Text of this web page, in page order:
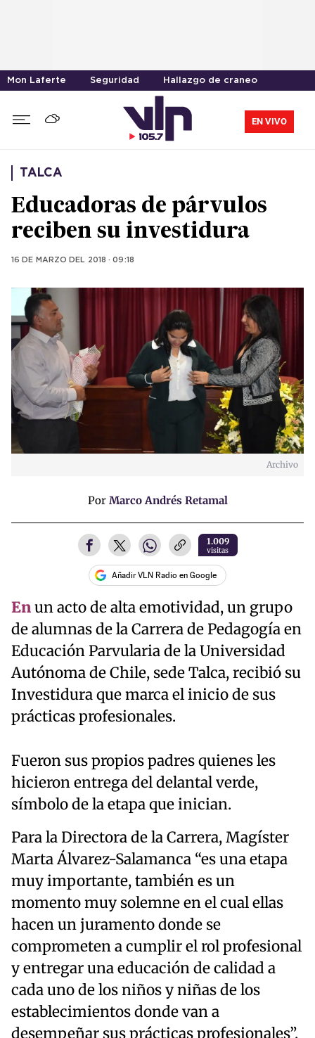
Mon Laferte Seguridad Hallazgo de craneo
EN VIVO
TALCA
Educadoras de párvulos
reciben su investidura
16 DE MARZO DEL 2018 · 09:18
Archivo
Por Marco Andrés Retamal
1.009
visitas
Añadir VLN Radio en Google
Enun acto de alta emotividad, un grupo
de alumnas de la Carrera de Pedagogía en
Educación Parvularia de la Universidad
Autónoma de Chile, sede Talca, recibió su
Investidura que marca el inicio de sus
prácticas profesionales.
Fueron sus propios padres quienes les
hicieron entrega del delantal verde,
símbolo de la etapa que inician.
Para la Directora de la Carrera, Magíster
Marta Álvarez-Salamanca “es una etapa
muy importante, también es un
momento muy solemne en el cual ellas
hacen un juramento donde se
comprometen a cumplir el rol profesional
y entregar una educación de calidad a
cada uno de los niños y niñas de los
establecimientos donde van a
desempeñar sus prácticas profesionales”,